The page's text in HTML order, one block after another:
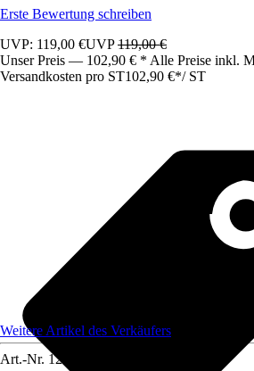
Erste Bewertung schreiben
UVP: 119,00 €UVP119,00 €
Unser Preis — 102,90 € * Alle Preise inkl.
Versandkosten pro ST102,90 €*/ ST
Weitere Artikel des Verkäufers
Art.-Nr. 12583288